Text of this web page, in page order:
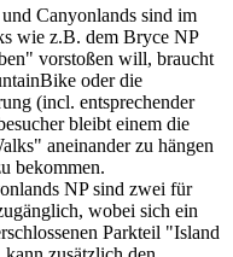
Canyonlands sind im
wie z.B. dem Bryce NP
vorstoßen will, braucht
oder die
(incl. entsprechender
bleibt einem die
aneinander zu hängen
bekommen.
NP sind zwei für
wobei sich ein
Parkteil "Island